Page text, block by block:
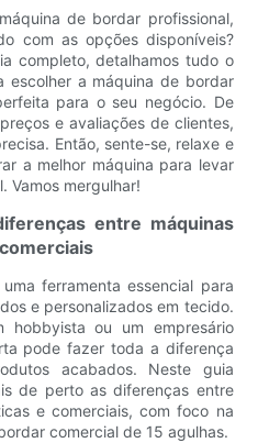
de bordar profissional,
com as opções disponíveis?
completo, detalhamos tudo o
escolher a máquina de bordar
para o seu negócio. De
e avaliações de clientes,
Então, sente-se, relaxe e
a melhor máquina para levar
Vamos mergulhar!
entre máquinas
ferramenta essencial para
e personalizados em tecido.
ou um empresário
pode fazer toda a diferença
acabados. Neste guia
de perto as diferenças entre
e comerciais, com foco na
comercial de 15 agulhas.